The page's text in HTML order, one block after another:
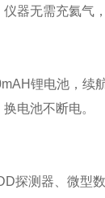
器无需充氦气
锂电池，续
电池不断电。
探测器、微型